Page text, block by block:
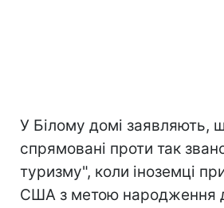
У Білому домі заявляють,
спрямовані проти так
туризму", коли іноземці
США з метою народження